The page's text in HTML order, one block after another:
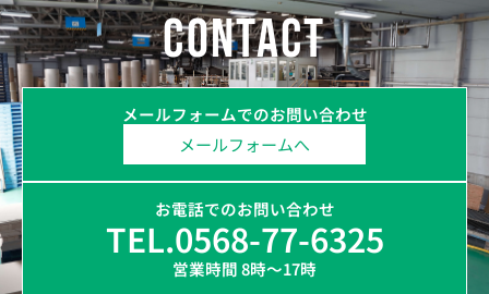
CONTACT
メールフォームでのお問い合わせ
メールフォームへ
お電話でのお問い合わせ
TEL.0568-77-6325
営業時間 8時～17時